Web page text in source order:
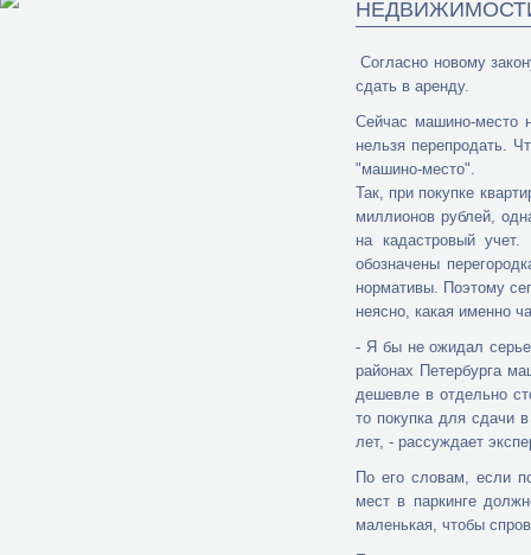
Согласно новому
сдать в аренду.
Сейчас машино-место
нельзя перепродать.
"машино-место".
Так, при покупке
миллионов рублей,
на кадастровый
обозначены
нормативы. Поэтому
неясно, какая именно
- Я бы не ожидал
районах Петербурга
дешевле в отдельно
то покупка для сдачи
лет, - рассуждает
По его словам, если
мест в паркинге
маленькая, чтобы